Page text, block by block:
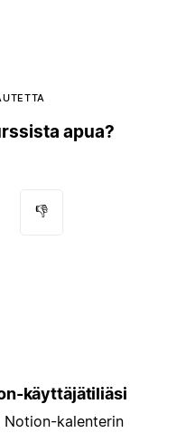
apua?
👎
käyttäjätiliäsi
kalenterin